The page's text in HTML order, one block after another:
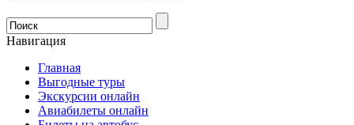
Навигация
Главная
Выгодные туры
Экскурсии онлайн
Авиабилеты онлайн